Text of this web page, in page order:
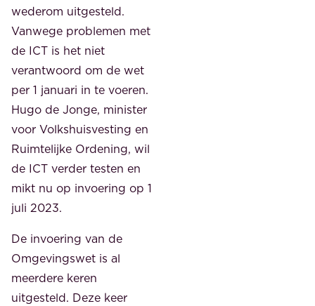
wederom uitgesteld.
Vanwege problemen met
de ICT is het niet
verantwoord om de wet
per 1 januari in te voeren.
Hugo de Jonge, minister
voor Volkshuisvesting en
Ruimtelijke Ordening, wil
de ICT verder testen en
mikt nu op invoering op 1
juli 2023.
De invoering van de
Omgevingswet is al
meerdere keren
uitgesteld. Deze keer